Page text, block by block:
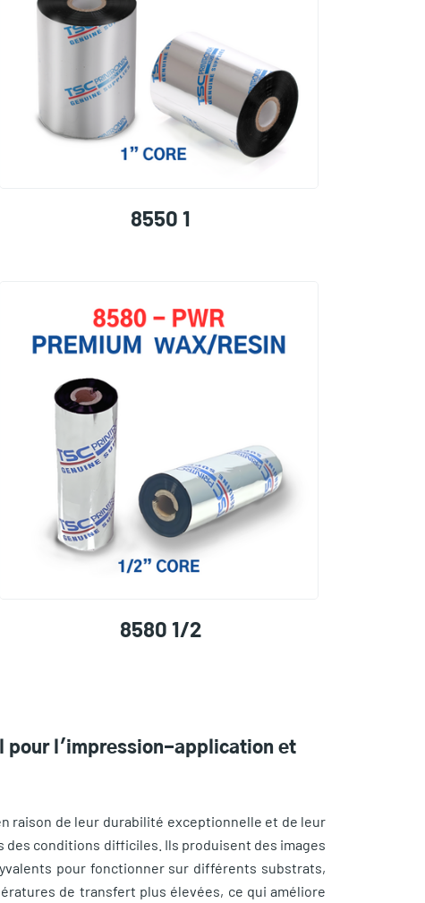
8550 1
8580 1/2
pour l'impression-application et
raison de leur durabilité exceptionnelle et de leur
conditions difficiles. Ils produisent des images
pour fonctionner sur différents substrats,
de transfert plus élevées, ce qui améliore